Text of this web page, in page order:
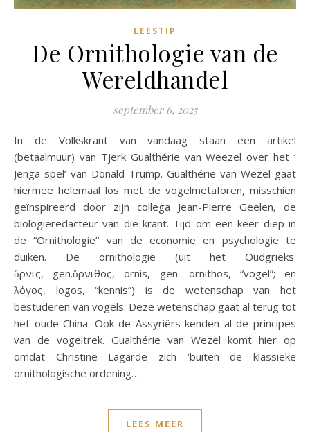
LEESTIP
De Ornithologie van de
Wereldhandel
september 6, 2025
In de Volkskrant van vandaag staan een artikel
(betaalmuur) van Tjerk Gualthérie van Weezel over het ‘
Jenga-spel’ van Donald Trump. Gualthérie van Wezel gaat
hiermee helemaal los met de vogelmetaforen, misschien
geïnspireerd door zijn collega Jean-Pierre Geelen, de
biologieredacteur van die krant. Tijd om een keer diep in
de “Ornithologie” van de economie en psychologie te
duiken. De ornithologie (uit het Oudgrieks:
ὄρνις, gen.ὄρνιθος, ornis, gen. ornithos, “vogel”; en
λόγος, logos, “kennis”) is de wetenschap van het
bestuderen van vogels. Deze wetenschap gaat al terug tot
het oude China. Ook de Assyriërs kenden al de principes
van de vogeltrek. Gualthérie van Wezel komt hier op
omdat Christine Lagarde zich ‘buiten de klassieke
ornithologische ordening…
LEES MEER